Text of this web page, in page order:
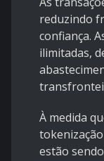
reduzindo
confiança.
ilimitadas,
À medida
estão